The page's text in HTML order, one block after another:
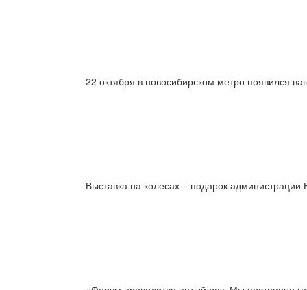
22 октября в новосибирском метро появился
Выставка на колесах – подарок